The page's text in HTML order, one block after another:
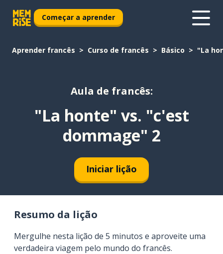
Começar a aprender
Aprender francês Curso de francês Básico "La
Aula de francês:
"La honte" vs. "c'est
dommage" 2
Iniciar lição
Resumo da lição
Mergulhe nesta lição de 5 minutos e aproveite uma
verdadeira viagem pelo mundo do francês.